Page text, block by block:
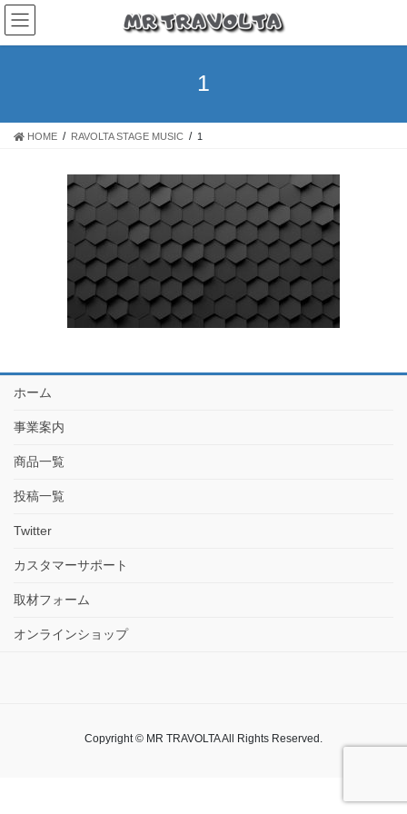
1
HOME RAVOLTA STAGE MUSIC 1
ホーム
事業案内
商品一覧
投稿一覧
Twitter
カスタマーサポート
取材フォーム
オンラインショップ
Copyright © MR TRAVOLTA All Rights Reserved.